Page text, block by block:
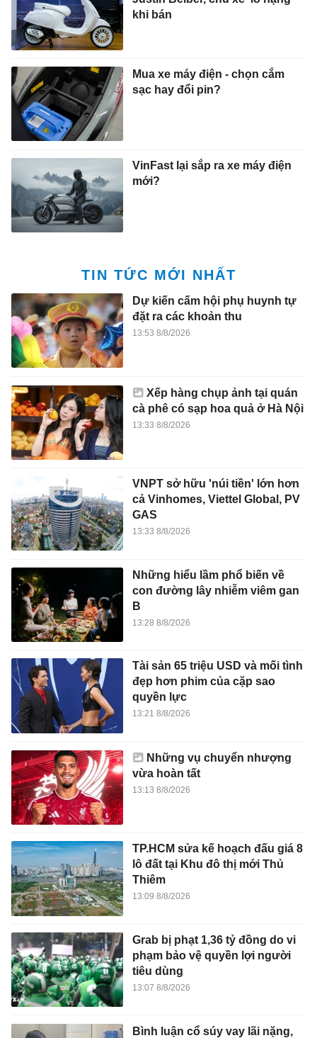
khi bán
Mua xe máy điện - chọn cắm
sạc hay đổi pin?
VinFast lại sắp ra xe máy điện
mới?
TIN TỨC MỚI NHẤT
Dự kiến cấm hội phụ huynh tự
đặt ra các khoản thu
13:53 8/8/2026
Xếp hàng chụp ảnh tại quán
cà phê có sạp hoa quả ở Hà Nội
13:33 8/8/2026
VNPT sở hữu 'núi tiền' lớn hơn
cả Vinhomes, Viettel Global, PV
GAS
13:33 8/8/2026
Những hiểu lầm phổ biến về
con đường lây nhiễm viêm gan
B
13:28 8/8/2026
Tài sản 65 triệu USD và mối tình
đẹp hơn phim của cặp sao
quyền lực
13:21 8/8/2026
Những vụ chuyển nhượng
vừa hoàn tất
13:13 8/8/2026
TP.HCM sửa kế hoạch đấu giá 8
lô đất tại Khu đô thị mới Thủ
Thiêm
13:09 8/8/2026
Grab bị phạt 1,36 tỷ đồng do vi
phạm bảo vệ quyền lợi người
tiêu dùng
13:07 8/8/2026
Bình luận cổ súy vay lãi nặng,